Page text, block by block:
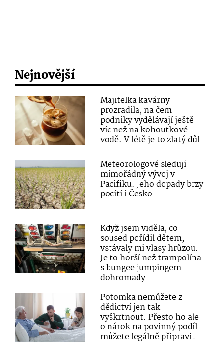
Nejnovější
Majitelka kavárny
prozradila, na čem
podniky vydělávají ještě
víc než na kohoutkové
vodě. V létě je to zlatý důl
Meteorologové sledují
mimořádný vývoj v
Pacifiku. Jeho dopady brzy
pocítí i Česko
Když jsem viděla, co
soused pořídil dětem,
vstávaly mi vlasy hrůzou.
Je to horší než trampolína
s bungee jumpingem
dohromady
Potomka nemůžete z
dědictví jen tak
vyškrtnout. Přesto ho ale
o nárok na povinný podíl
můžete legálně připravit